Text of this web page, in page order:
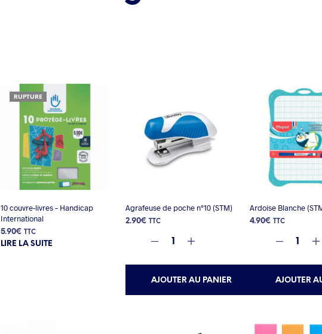
RUPTURE
10 couvre-livres – Handicap
International
5.90€ TTC
LIRE LA SUITE
Agrafeuse de poche n°10 (STM)
2.90€ TTC
AJOUTER AU PANIER
Ardoise Blanche
4.90€ TTC
AJOUTER